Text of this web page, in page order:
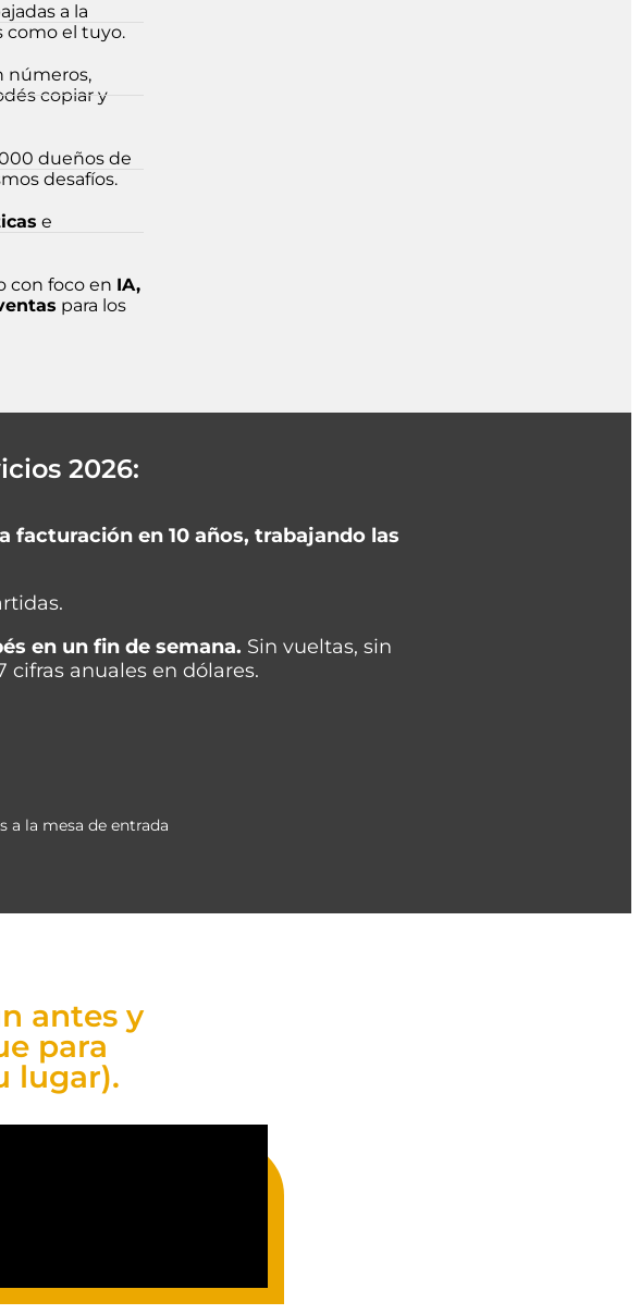
a la
como el tuyo.
números,
copiar y
dueños de
desafíos.
e
con foco en IA,
para los
2026:
facturación en 10 años, trabajando las
en un fin de semana. Sin vueltas, sin
anuales en dólares.
a la mesa de entrada
antes y
para
lugar).